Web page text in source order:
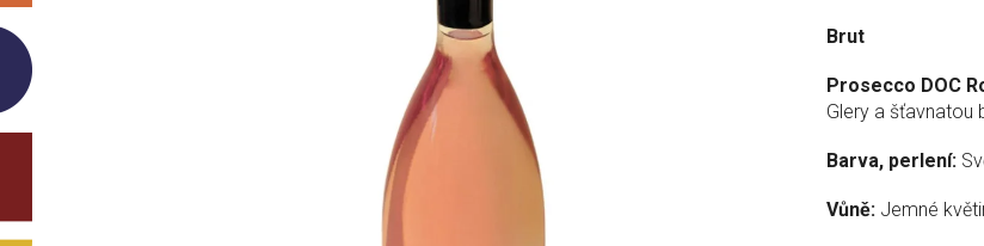
Brut
Prosecco DOC
Glery a šťavnatou
Barva, perlení:
Vůně: Jemné
0,0
5
hvězdiček.